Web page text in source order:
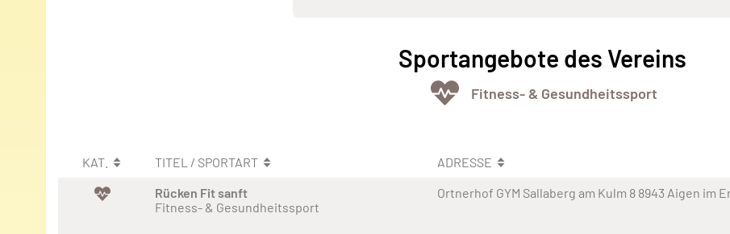
Sportangebote des Vereins
Fitness- & Gesundheitssport
KAT. TITEL / SPORTART ADRESSE
Rücken Fit sanft
Fitness- & Gesundheitssport
Ortnerhof GYM Sallaberg am Kulm 8 8943 Aigen im